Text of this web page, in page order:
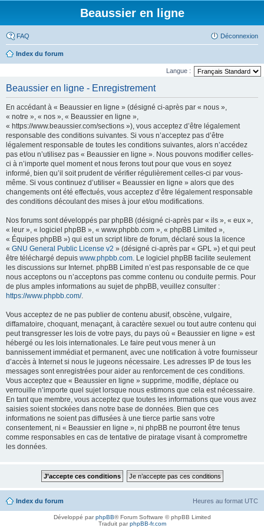
Beaussier en ligne
FAQ Déconnexion
Index du forum
Langue :
Beaussier en ligne - Enregistrement
En accédant à « Beaussier en ligne » (désigné ci-après par « nous »,
« notre », « nos », « Beaussier en ligne »,
« https://www.beaussier.com/sections »), vous acceptez d’être légalement
responsable des conditions suivantes. Si vous n’acceptez pas d’être
légalement responsable de toutes les conditions suivantes, alors n’accédez
pas et/ou n’utilisez pas « Beaussier en ligne ». Nous pouvons modifier celles-
ci à n’importe quel moment et nous ferons tout pour que vous en soyez
informé, bien qu’il soit prudent de vérifier régulièrement celles-ci par vous-
même. Si vous continuez d’utiliser « Beaussier en ligne » alors que des
changements ont été effectués, vous acceptez d’être légalement responsable
des conditions découlant des mises à jour et/ou modifications.
Nos forums sont développés par phpBB (désigné ci-après par « ils », « eux »,
« leur », « logiciel phpBB », « www.phpbb.com », « phpBB Limited »,
« Équipes phpBB ») qui est un script libre de forum, déclaré sous la licence
« GNU General Public License v2 » (désigné ci-après par « GPL ») et qui peut
être téléchargé depuis www.phpbb.com. Le logiciel phpBB facilite seulement
les discussions sur Internet. phpBB Limited n’est pas responsable de ce que
nous acceptons ou n’acceptons pas comme contenu ou conduite permis. Pour
de plus amples informations au sujet de phpBB, veuillez consulter :
https://www.phpbb.com/.
Vous acceptez de ne pas publier de contenu abusif, obscène, vulgaire,
diffamatoire, choquant, menaçant, à caractère sexuel ou tout autre contenu qui
peut transgresser les lois de votre pays, du pays où « Beaussier en ligne » est
hébergé ou les lois internationales. Le faire peut vous mener à un
bannissement immédiat et permanent, avec une notification à votre fournisseur
d’accès à Internet si nous le jugeons nécessaire. Les adresses IP de tous les
messages sont enregistrées pour aider au renforcement de ces conditions.
Vous acceptez que « Beaussier en ligne » supprime, modifie, déplace ou
verrouille n’importe quel sujet lorsque nous estimons que cela est nécessaire.
En tant que membre, vous acceptez que toutes les informations que vous avez
saisies soient stockées dans notre base de données. Bien que ces
informations ne soient pas diffusées à une tierce partie sans votre
consentement, ni « Beaussier en ligne », ni phpBB ne pourront être tenus
comme responsables en cas de tentative de piratage visant à compromettre
les données.
Index du forum Heures au format UTC
Développé parphpBB® Forum Software © phpBB Limited
Traduit parphpBB-fr.com